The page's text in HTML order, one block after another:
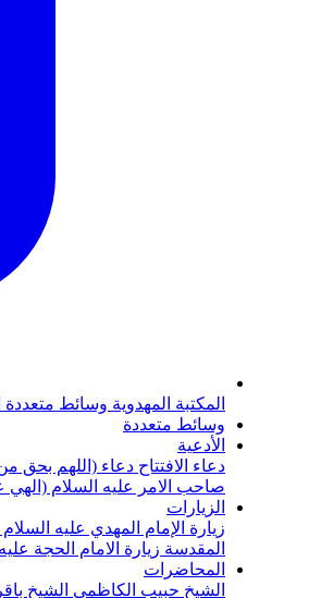
المكتبة المهدوية وسائط متعددة
وسائط متعددة
الأدعية
دعاء الافتتاح دعاء (اللهم بحق
صاحب الامر عليه السلام (الهي
الزيارات
زيارة الإمام المهدي عليه
المقدسة زيارة الامام الحجة
المحاضرات
الشيخ حبيب الكاظمي الشيخ